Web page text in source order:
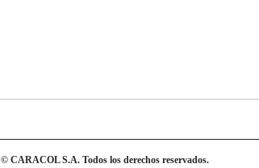
© CARACOL S.A. Todos los derechos reservados.